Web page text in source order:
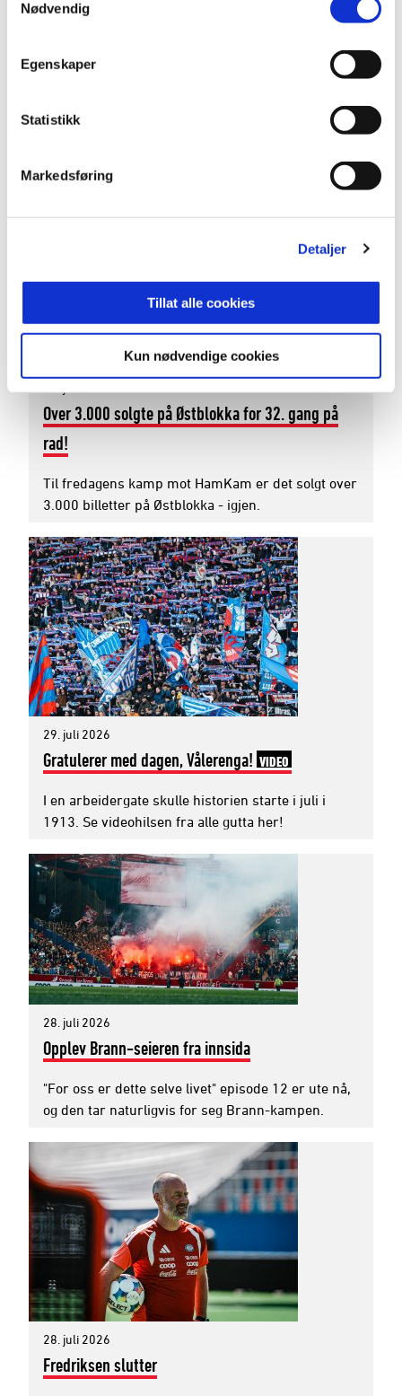
Nødvendig
Egenskaper
Statistikk
Markedsføring
Detaljer
Tillat alle cookies
Kun nødvendige cookies
30. juli 2026
Hør hva Carl Lange og Lucas Haren hadde å si før
Over 3.000 solgte på Østblokka for 32. gang på
rad!
Til fredagens kamp mot HamKam er det solgt over
3.000 billetter på Østblokka - igjen.
29. juli 2026
Gratulerer med dagen, Vålerenga! VIDEO
I en arbeidergate skulle historien starte i juli i
1913. Se videohilsen fra alle gutta her!
28. juli 2026
Opplev Brann-seieren fra innsida
"For oss er dette selve livet" episode 12 er ute nå,
og den tar naturligvis for seg Brann-kampen.
28. juli 2026
Fredriksen slutter